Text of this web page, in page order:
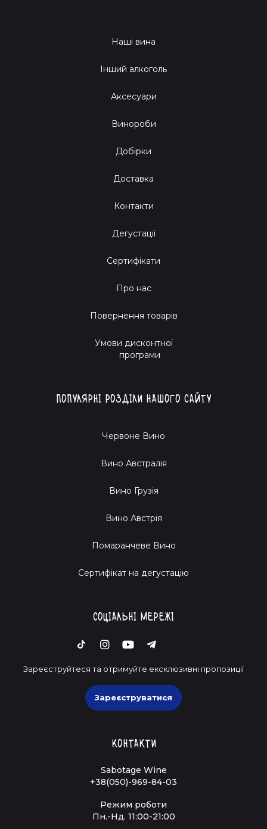
Наші вина
Інший алкоголь
Аксесуари
Винороби
Добірки
Доставка
Контакти
Дегустації
Сертифікати
Про нас
Повернення товарів
Умови дисконтної
програми
Популярні розділи нашого сайту
Червоне Вино
Вино Австралія
Вино Грузія
Вино Австрія
Помаранчеве Вино
Cертифікат на дегустацію
Соціальні мережі
Зареєструйтеся та отримуйте ексклюзивні пропозиції
Зареєструватися
Контакти
Sabotage Wine
+38(050)-969-84-03
Режим роботи
Пн.-Нд. 11:00-21:00